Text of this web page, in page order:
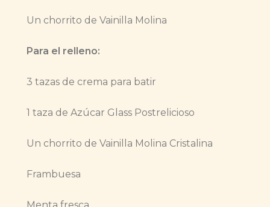
Un chorrito de Vainilla Molina
Para el relleno:
3 tazas de crema para batir
1 taza de Azúcar Glass Postrelicioso
Un chorrito de Vainilla Molina Cristalina
Frambuesa